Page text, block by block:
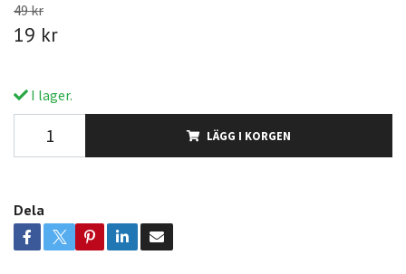
49 kr
19 kr
I lager.
LÄGG I KORGEN
Dela